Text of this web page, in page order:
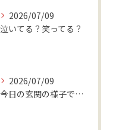
2026/07/09
泣いてる？笑ってる？
2026/07/09
今日の玄関の様子です。